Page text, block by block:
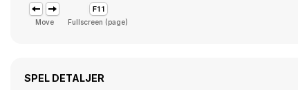
Move Fullscreen (page)
SPEL DETALJER